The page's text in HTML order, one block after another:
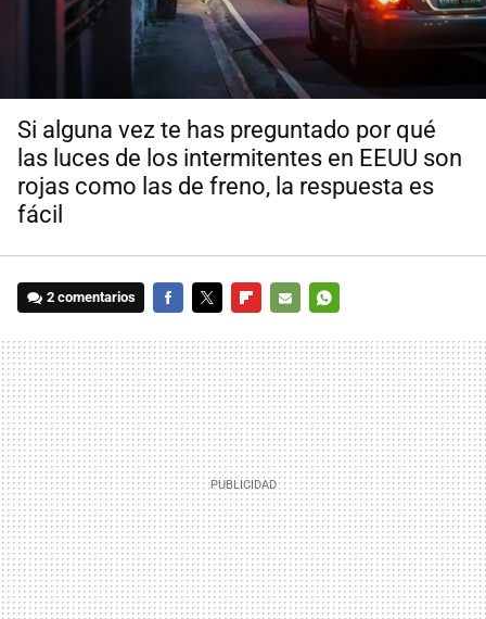
Si alguna vez te has preguntado por qué
las luces de los intermitentes en EEUU son
rojas como las de freno, la respuesta es
fácil
2 comentarios
MAIL